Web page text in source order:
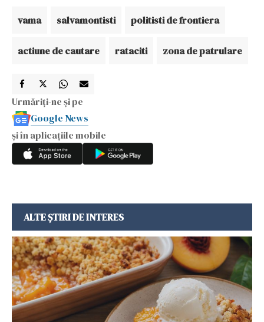
vama salvamontisti politisti de frontiera
actiune de cautare rataciti zona de patrulare
Urmăriți-ne și pe
Google News
și în aplicațiile mobile
ALTE ȘTIRI DE INTERES